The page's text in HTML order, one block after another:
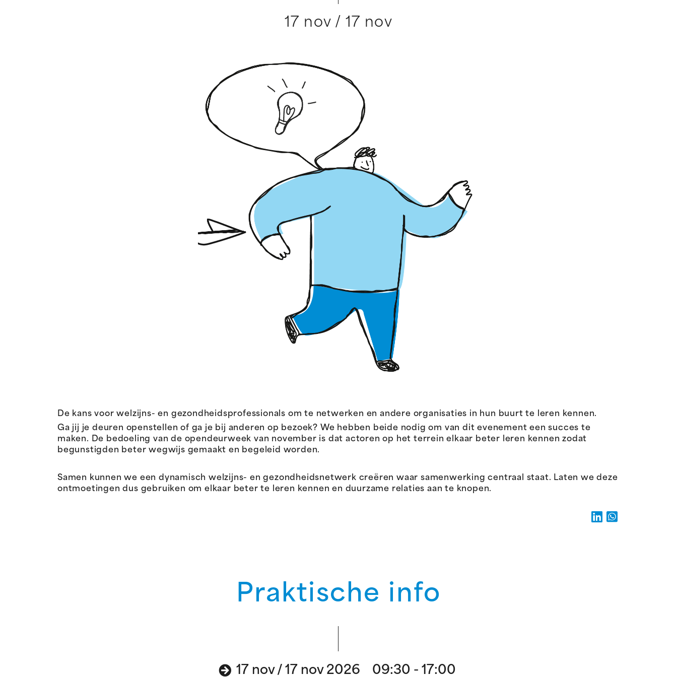
17 nov / 17 nov
De kans voor welzijns- en gezondheidsprofessionals om te netwerken en andere organisaties in hun buurt te leren kennen.
Ga jij je deuren openstellen of ga je bij anderen op bezoek? We hebben beide nodig om van dit evenement een succes te
maken. De bedoeling van de opendeurweek van november is dat actoren op het terrein elkaar beter leren kennen zodat
begunstigden beter wegwijs gemaakt en begeleid worden.
Samen kunnen we een dynamisch welzijns- en gezondheidsnetwerk creëren waar samenwerking centraal staat. Laten we deze
ontmoetingen dus gebruiken om elkaar beter te leren kennen en duurzame relaties aan te knopen.
Praktische info
17 nov / 17 nov 2026 09:30 - 17:00